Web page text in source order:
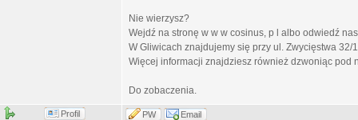
Nie wierzysz?
Wejdź na stronę w w w cosinus, p l albo odwiedź
W Gliwicach znajdujemy się przy ul. Zwycięstwa 32/
Więcej informacji znajdziesz również dzwoniąc pod
Do zobaczenia.
Profil PW Email